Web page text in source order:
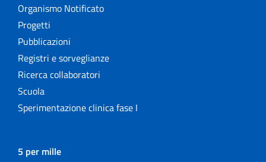
Organismo Notificato
Progetti
Pubblicazioni
Registri e sorveglianze
Ricerca collaboratori
Scuola
Sperimentazione clinica fase I
5 per mille